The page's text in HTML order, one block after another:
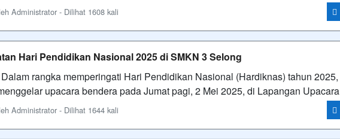
Administrator - Dilihat 1608 kali
Hari Pendidikan Nasional 2025 di SMKN 3 Selong
rangka memperingati Hari Pendidikan Nasional (Hardiknas) tahun 2025,
upacara bendera pada Jumat pagi, 2 Mei 2025, di Lapangan Upacara
Administrator - Dilihat 1644 kali